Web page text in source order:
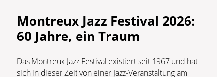
Montreux Jazz Festival 2026:
60 Jahre, ein Traum
Das Montreux Jazz Festival existiert seit 1967 und hat
sich in dieser Zeit von einer Jazz-Veranstaltung am